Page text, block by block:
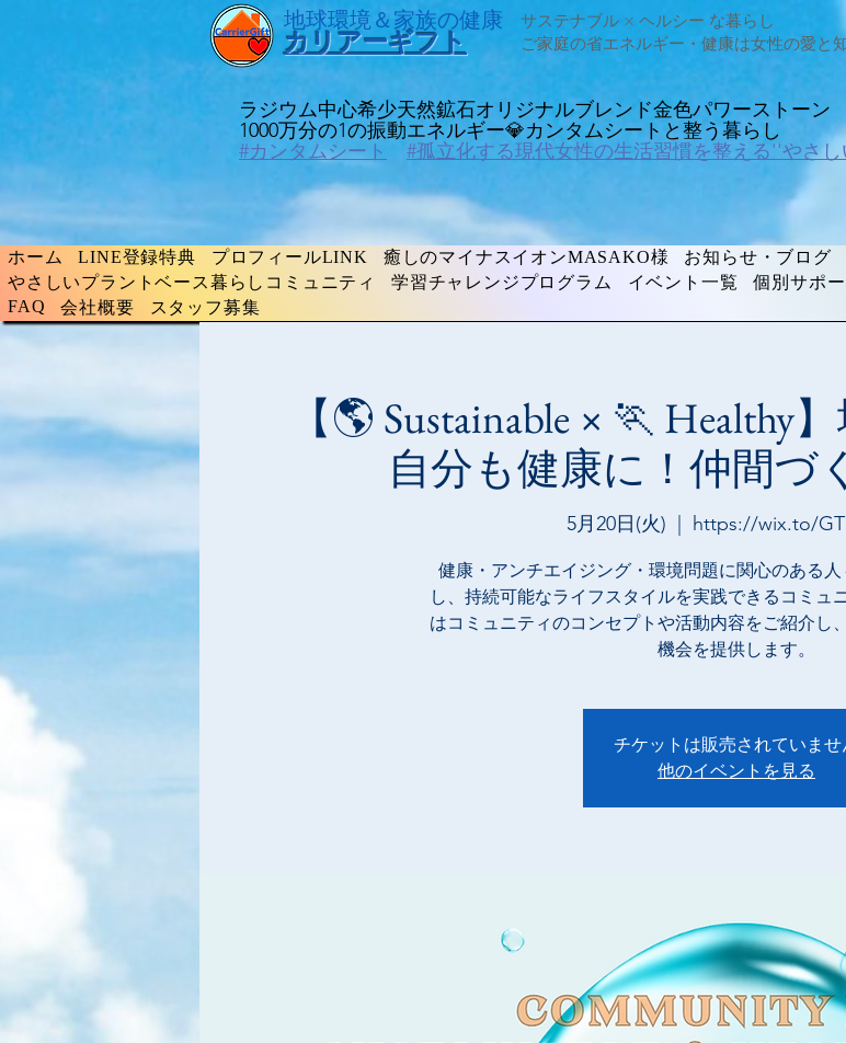
​地球環境＆家族の健康
サステナブル × ヘルシー な暮らし
ご家庭の省エネルギー・健康は女性の愛と
​カリアーギフト
ラジウム中心希少天然鉱石オリジナルブレンド金色パワーストーン
​1000万分の1の振動エネルギー💎カンタムシートと整う暮らし
#カンタムシート
#孤立化する現代女性の生活習慣を整える''やさ
ホーム LINE登録特典 プロフィールLINK 癒しのマイナスイオンMASAKO様 お知らせ・ブログ
やさしいプラントベース暮らしコミュニティ
学習チャレンジプログラム イベント一覧 個別サポ
FAQ
会社概要 スタッフ募集
【🌎 Sustainable × 🏃 Healthy
自分も健康に！仲間づ
5月20日(火) https://wix.to/
健康・アンチエイジング・環境問題に関心のある
し、持続可能なライフスタイルを実践できるコミュ
はコミュニティのコンセプトや活動内容をご紹介し
機会を提供します。
チケットは販売されていませ
他のイベントを見る